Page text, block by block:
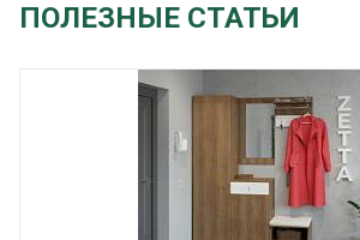
ПОЛЕЗНЫЕ СТАТЬИ